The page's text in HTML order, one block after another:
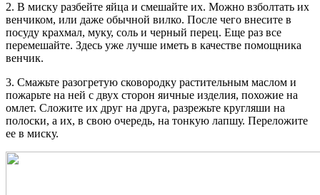
2. В миску разбейте яйца и смешайте их. Можно взболтать их
венчиком, или даже обычной вилко. После чего внесите в
посуду крахмал, муку, соль и черный перец. Еще раз все
перемешайте. Здесь уже лучше иметь в качестве помощника
венчик.
3. Смажьте разогретую сковородку растительным маслом и
пожарьте на ней с двух сторон яичные изделия, похожие на
омлет. Сложите их друг на друга, разрежьте кругляши на
полоски, а их, в свою очередь, на тонкую лапшу. Переложите
ее в миску.